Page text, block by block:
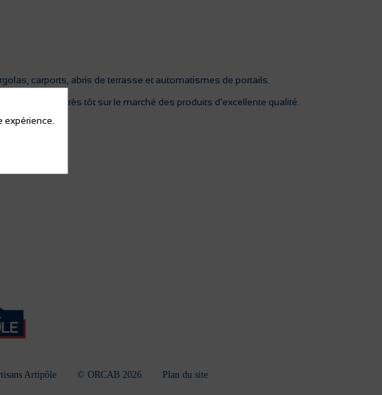
carports, abris de terrasse et automatismes de portails.
à présenter très tôt sur le marché des produits d'excellente qualité.
Artipôle © ORCAB 2026 Plan du site